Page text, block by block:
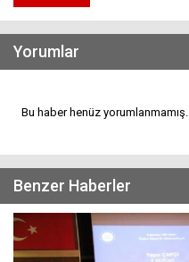
Yorumlar
Bu haber henüz
Benzer Haberler